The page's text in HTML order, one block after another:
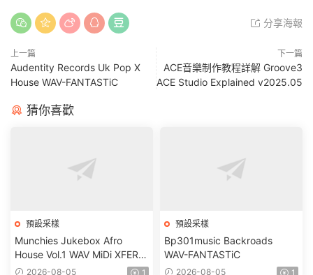
分享海報
上一篇
Audentity Records Uk Pop X
House WAV-FANTASTiC
下一篇
ACE音樂制作教程詳解 Groove3
ACE Studio Explained v2025.05
猜你喜歡
預設采樣
Munchies Jukebox Afro
House Vol.1 WAV MiDi XFER
RECORDS SERUM-
2026-08-05 1
預設采樣
Bp301music Backroads
WAV-FANTASTiC
2026-08-05 1